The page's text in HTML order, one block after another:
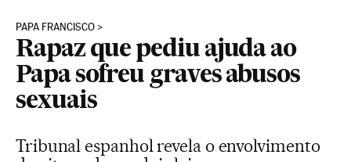
PAPA FRANCISCO
Rapaz que pediu ajuda ao
Papa sofreu graves abusos
sexuais
Tribunal espanhol revela o envolvimento